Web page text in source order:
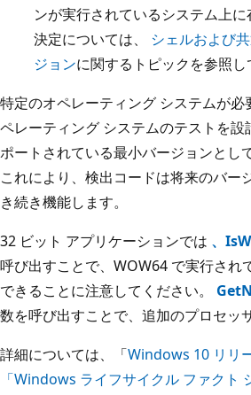
ンが実行されているシステム上
決定については、 シェルおよび
ジョンに関するトピックを参照し
特定のオペレーティング システムが必
ペレーティング システムのテストを設
ポートされている最小バージョンとし
これにより、検出コードは将来のバー
き続き機能します。
32 ビット アプリケーションでは 、
呼び出すことで、WOW64 で実行され
できることに注意してください。
数を呼び出すことで、追加のプロセッ
詳細については、「Windows 10 リリ
「Windows ライフサイクル ファクト